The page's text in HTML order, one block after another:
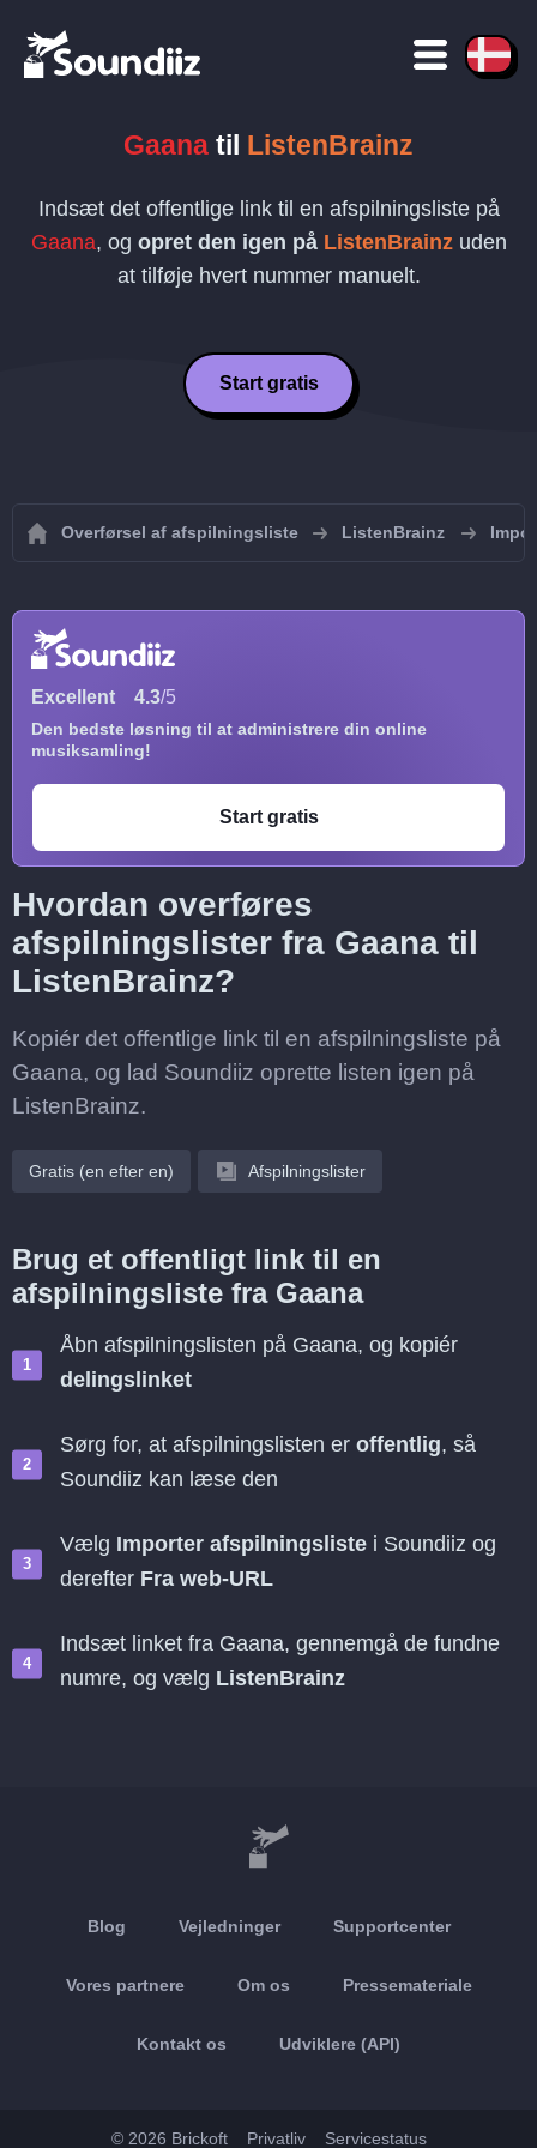
Gaana til ListenBrainz
Indsæt det offentlige link til en afspilningsliste på
Gaana, og opret den igen på ListenBrainzuden
at tilføje hvert nummer manuelt.
Start gratis
Overførsel af afspilningsliste ListenBrainz
Excellent 4.3/5
Den bedste løsning til at administrere din online
musiksamling!
Start gratis
Hvordan overføres
afspilningslister fra Gaana til
ListenBrainz?
Kopiér det offentlige link til en afspilningsliste på
Gaana, og lad Soundiiz oprette listen igen på
ListenBrainz.
Gratis (en efter en) Afspilningslister
Brug et offentligt link til en
afspilningsliste fra Gaana
Åbn afspilningslisten på Gaana, og kopiér
delingslinket
Sørg for, at afspilningslisten er offentlig, så
Soundiiz kan læse den
Vælg Importer afspilningsliste i Soundiiz og
derefter Fra web-URL
Indsæt linket fra Gaana, gennemgå de fundne
numre, og vælg ListenBrainz
Blog Vejledninger Supportcenter
Vores partnere Om os Pressemateriale
Kontakt os Udviklere (API)
© 2026 Brickoft Privatliv Servicestatus